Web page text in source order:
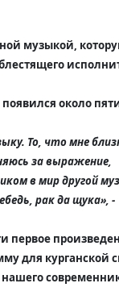
музыкой,
появился около
То, что мне
за выражение,
в мир другой
рак да щука», -
первое
для курганской